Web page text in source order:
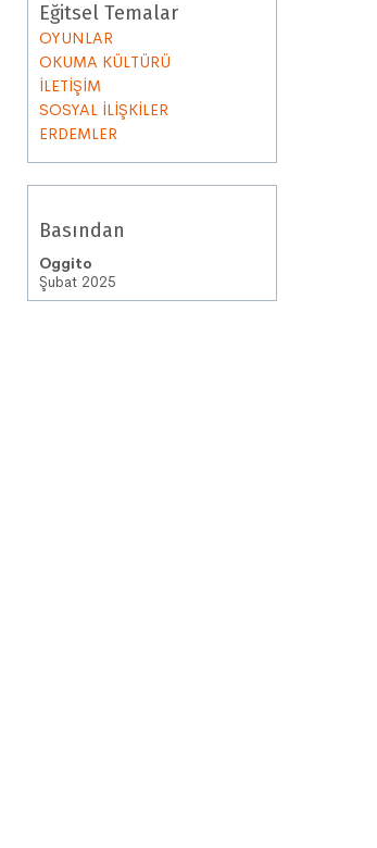
Eğitsel Temalar
OYUNLAR
OKUMA KÜLTÜRÜ
İLETİŞİM
SOSYAL İLİŞKİLER
ERDEMLER
Basından
Oggito
Şubat 2025